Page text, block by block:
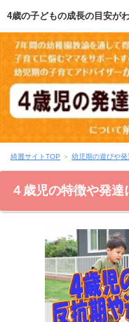
4歳の子どもの成長の目安が
TOP
無料 綺麗ママ育成講座
無料 幼児期の子育て講座
無料・有料相談
運営者情報
綺麗サイトTOP ＞ 幼児期の遊びや
４歳児の特徴や発